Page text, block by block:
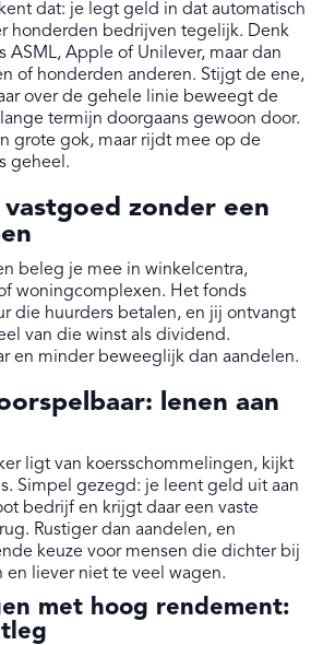
dat: je legt geld in dat automatisch
honderden bedrijven tegelijk. Denk
ASML, Apple of Unilever, maar dan
of honderden anderen. Stijgt de ene,
over de gehele linie beweegt de
termijn doorgaans gewoon door.
grote gok, maar rijdt mee op de
geheel.
zonder een
beleg je mee in winkelcentra,
woningcomplexen. Het fonds
die huurders betalen, en jij ontvangt
van die winst als dividend.
en minder beweeglijk dan aandelen.
lenen aan
ligt van koersschommelingen, kijkt
Simpel gezegd: je leent geld uit aan
bedrijf en krijgt daar een vaste
Rustiger dan aandelen, en
keuze voor mensen die dichter bij
en liever niet te veel wagen.
met hoog rendement: